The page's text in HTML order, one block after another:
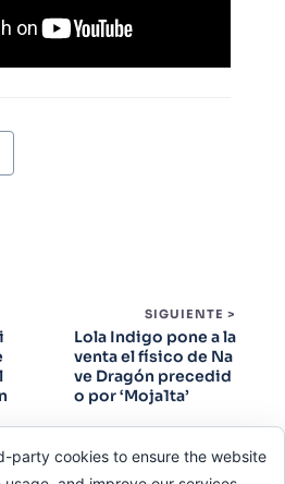
SIGUIENTE >
Lola Indigo pone a la
venta el físico de Na
ve Dragón precedid
o por ‘Moja1ta’
party cookies to ensure the website